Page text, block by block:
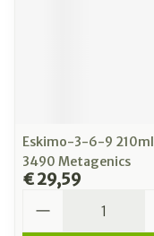
Eskimo-3-6-9 210ml
3490 Metagenics
€ 29,59